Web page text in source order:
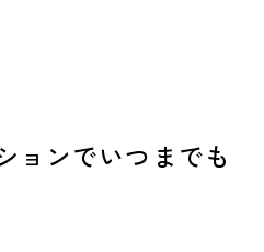
ョンでいつまでも